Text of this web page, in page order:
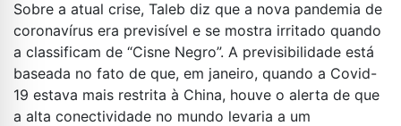
Sobre a atual crise, Taleb diz que a nova pandemia de
coronavírus era previsível e se mostra irritado quando
a classificam de “Cisne Negro”. A previsibilidade está
baseada no fato de que, em janeiro, quando a Covid-
19 estava mais restrita à China, houve o alerta de que
a alta conectividade no mundo levaria a um